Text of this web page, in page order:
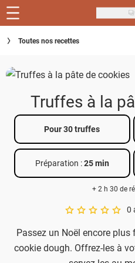
Skip
to
main
Recettes
Inspirations
Menu de la semaine
Actus
Téléchargez l'app Saveurs Recettes
Toutes nos recettes
Truffes à la
Pour 30 truffes
Préparation :25 min
+ 2 h 30 de
A star rating of 00
Passez un Noël encore
cookie dough. Offrez-les à